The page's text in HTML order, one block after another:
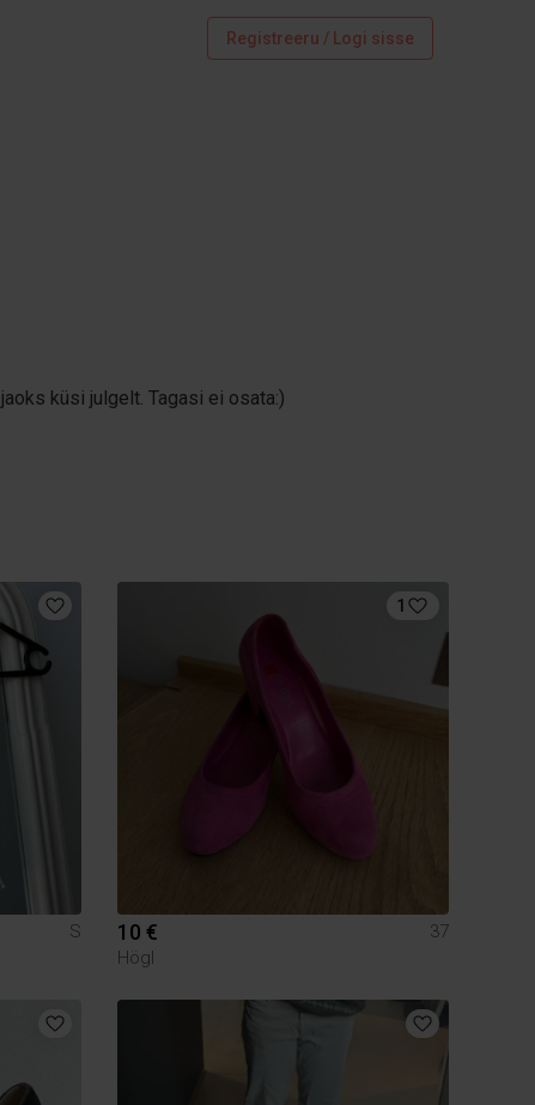
Registreeru / Logi sisse
küsi julgelt. Tagasi ei osata:)
S
1
10 €
37
Högl